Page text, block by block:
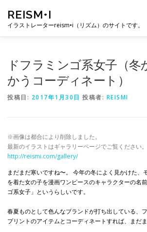
REISM•I
イラストレーターreism•i（リズム）のサイトです。
ドフラミンゴ系女子（冬
かうコーディネート）
投稿日: 2017年1月30日 投稿者: REISMI
※画像は都合により削除しました。
最新のイラストはギャラリーページでご覧ください。
http://reismi.com/gallery/
まだまだ寒いですね〜。 今年の冬によく見かけた、
を着た女の子を漫画ワンピースのキャラクターの名
ゴ系女子」というらしいです。
春夏ものとして色んなブランドが打ち出している、
プリントのアイテムとコーディネートすれば、まだ